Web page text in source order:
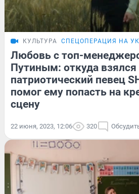
КУЛЬТУРА СПЕЦОПЕРАЦИЯ НА
Любовь с топ-
Путиным: откуда взялся
патриотический певец
помог ему попасть на
сцену
22 июня, 2023, 12:06 320